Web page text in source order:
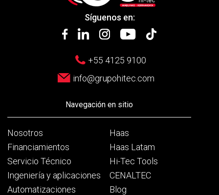
Síguenos en:
+55 4125 9100
info@grupohitec.com
Navegación en sitio
Nosotros
Financiamientos
Servicio Técnico
Ingeniería y aplicaciones
Automatizaciones
Haas
Haas Latam
Hi-Tec Tools
CENALTEC
Blog